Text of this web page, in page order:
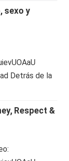
sexo y
Detrás de la
Respect &